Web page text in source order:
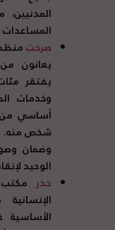
المساعدات
صرحت
يعانون
يفتقر
وخدمات
أساسي من
شخص منه.
وضمان
الوحيد
حذر